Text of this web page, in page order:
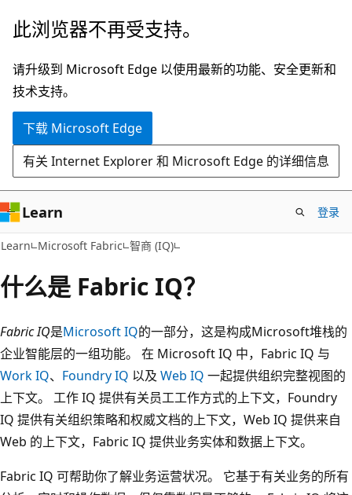
跳
主
要
内
此浏览器不再受支持。
请升级到 Microsoft Edge 以使用最新的功能、安全更新和
技术支持。
下载 Microsoft Edge
有关 Internet Explorer 和 Microsoft Edge 的详细信息
Learn 登录
Learn Microsoft Fabric 智商 (IQ)
什么是 Fabric IQ？
Fabric IQ是Microsoft IQ的一部分，这是构成Microsoft堆栈的
企业智能层的一组功能。 在 Microsoft IQ 中，Fabric IQ 与
Work IQ、 Foundry IQ 以及 Web IQ 一起提供组织完整视图的
上下文。 工作 IQ 提供有关员工工作方式的上下文，Foundry
IQ 提供有关组织策略和权威文档的上下文，Web IQ 提供来自
Web 的上下文，Fabric IQ 提供业务实体和数据上下文。
Fabric IQ 可帮助你了解业务运营状况。 它基于有关业务的所有